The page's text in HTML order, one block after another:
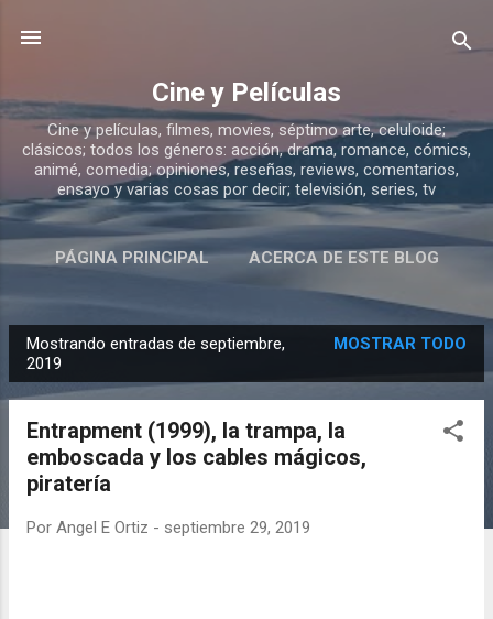
Cine y Películas
Cine y películas, filmes, movies, séptimo arte, celuloide;
clásicos; todos los géneros: acción, drama, romance, cómics,
animé, comedia; opiniones, reseñas, reviews, comentarios,
ensayo y varias cosas por decir; televisión, series, tv
PÁGINA PRINCIPAL ACERCA DE ESTE BLOG
n
Mostrando entradas de septiembre,
2019
MOSTRAR TODO
Entrapment (1999), la trampa, la
emboscada y los cables mágicos,
piratería
Por Angel E Ortiz - septiembre 29, 2019